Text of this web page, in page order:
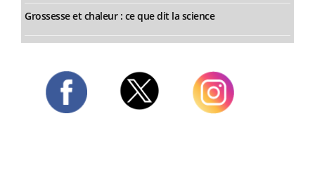
Grossesse et chaleur : ce que dit la science